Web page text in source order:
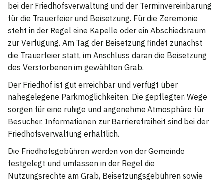
bei der Friedhofsverwaltung und der Terminvereinbarung
für die Trauerfeier und Beisetzung. Für die Zeremonie
steht in der Regel eine Kapelle oder ein Abschiedsraum
zur Verfügung. Am Tag der Beisetzung findet zunächst
die Trauerfeier statt, im Anschluss daran die Beisetzung
des Verstorbenen im gewählten Grab.
Der Friedhof ist gut erreichbar und verfügt über
nahegelegene Parkmöglichkeiten. Die gepflegten Wege
sorgen für eine ruhige und angenehme Atmosphäre für
Besucher. Informationen zur Barrierefreiheit sind bei der
Friedhofsverwaltung erhältlich.
Die Friedhofsgebühren werden von der Gemeinde
festgelegt und umfassen in der Regel die
Nutzungsrechte am Grab, Beisetzungsgebühren sowie